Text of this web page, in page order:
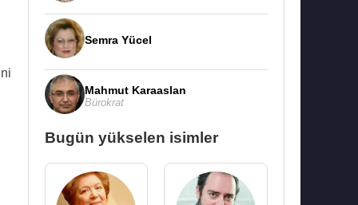
Semra Yücel
Mahmut Karaaslan
Bürokrat
Bugün yükselen isimler